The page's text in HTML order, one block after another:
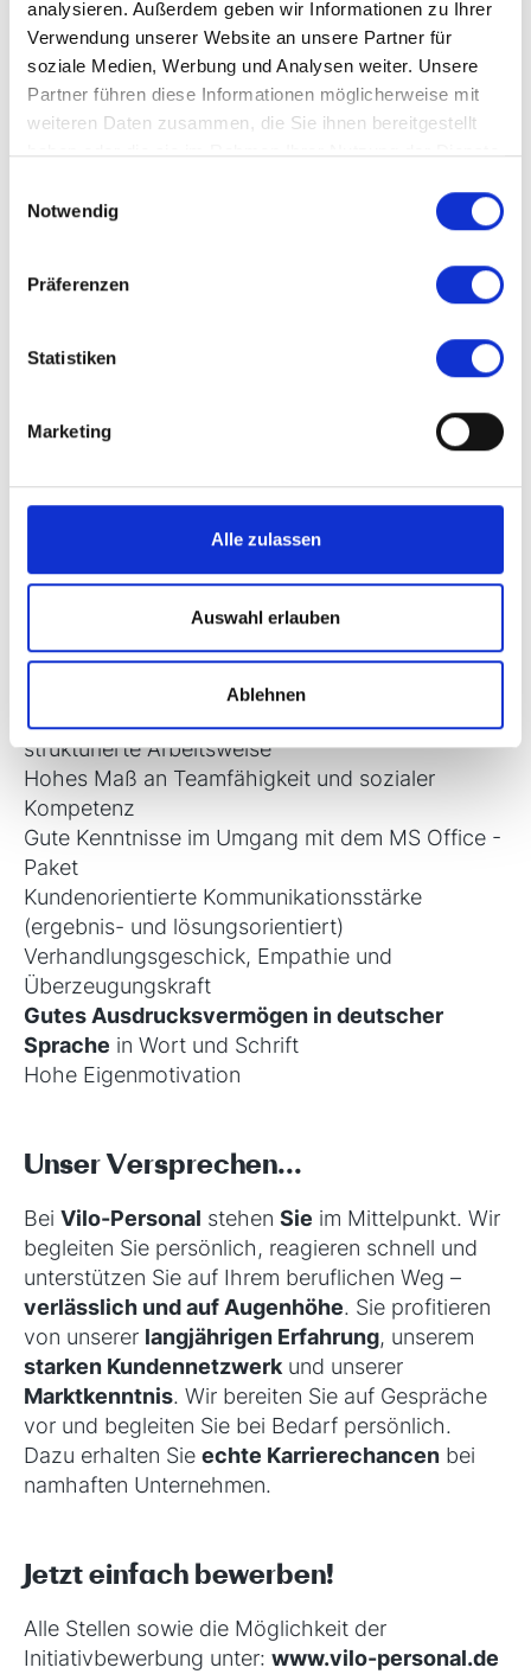
analysieren. Außerdem geben wir Informationen zu Ihrer
Verwendung unserer Website an unsere Partner für
soziale Medien, Werbung und Analysen weiter. Unsere
Partner führen diese Informationen möglicherweise mit
weiteren Daten zusammen, die Sie ihnen bereitgestellt
haben oder die sie im Rahmen Ihrer Nutzung der Dienste
Notwendig
Präferenzen
Statistiken
Marketing
Alle zulassen
Auswahl erlauben
Ablehnen
Kund:innen, Vertriebspartner:nnen und
Notar:innen:
Bearbeitung der Rückzahlung dinglich
gesicherter Darlehen (inklusive Erstellung von
Urkunden, Forderungsabrechnungen und
Treuhandaufträgen)
Sondertilgungen und Schuldnerwechseln
Erbfolgen)
Durchführung des Austausches von dinglich
gesicherten Pfandobjekten und/oder sonstiger
Sicherheiten
Terminüberwachung
Ihre Qualifikationen...
Einschlägige Erfahrungals Sachbearbeiter
Center Agent (m/w/d)wünschenswert, aber
nicht Bedingung
Kaufmännisches Verständnis
strukturierte Arbeitsweise
Hohes Maß an Teamfähigkeit und sozialer
Kompetenz
Gute Kenntnisse im Umgang mit dem MS Office -
Paket
Kundenorientierte Kommunikationsstärke
(ergebnis- und lösungsorientiert)
Verhandlungsgeschick, Empathie und
Überzeugungskraft
Gutes Ausdrucksvermögen in deutscher
Sprache in Wort und Schrift
Hohe Eigenmotivation
Unser Versprechen...
Bei Vilo-Personal stehen Sie im Mittelpunkt. Wir
begleiten Sie persönlich, reagieren schnell und
unterstützen Sie auf Ihrem beruflichen Weg –
verlässlich und auf Augenhöhe. Sie profitieren
von unserer langjährigen Erfahrung, unserem
starken Kundennetzwerk und unserer
Marktkenntnis. Wir bereiten Sie auf Gespräche
vor und begleiten Sie bei Bedarf persönlich.
Dazu erhalten Sie echte Karrierechancen bei
namhaften Unternehmen.
Jetzt einfach bewerben!
Alle Stellen sowie die Möglichkeit der
Initiativbewerbung unter: www.vilo-personal.de